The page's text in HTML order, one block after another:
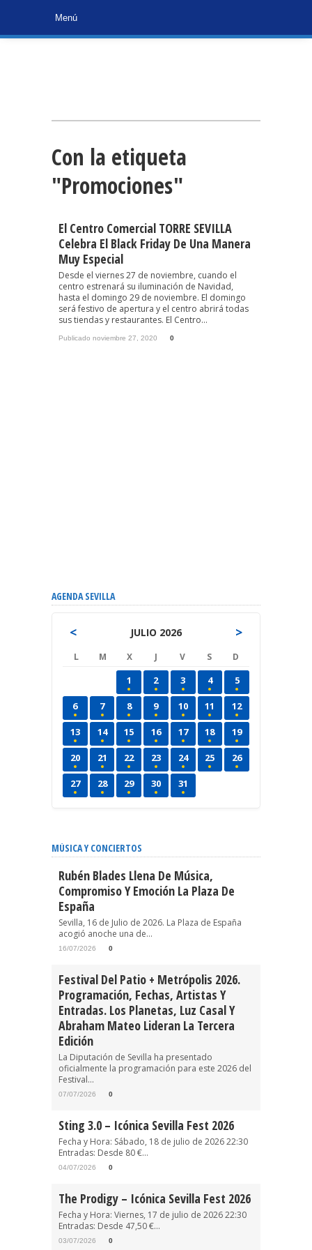
Con la etiqueta
"Promociones"
El Centro Comercial TORRE SEVILLA
Celebra El Black Friday De Una Manera
Muy Especial
Desde el viernes 27 de noviembre, cuando el
centro estrenará su iluminación de Navidad,
hasta el domingo 29 de noviembre. El domingo
será festivo de apertura y el centro abrirá todas
sus tiendas y restaurantes. El Centro...
Publicado noviembre 27, 2020 0
AGENDA SEVILLA
< JULIO 2026 >
L M X J V S D
1 2 3 4 5
6 7 8 9 10 11 12
13 14 15 16 17 18 19
20 21 22 23 24 25 26
27 28 29 30 31
MÚSICA Y CONCIERTOS
Rubén Blades Llena De Música,
Compromiso Y Emoción La Plaza De
España
Sevilla, 16 de Julio de 2026. La Plaza de España
acogió anoche una de...
16/07/2026 0
Festival Del Patio + Metrópolis 2026.
Programación, Fechas, Artistas Y
Entradas. Los Planetas, Luz Casal Y
Abraham Mateo Lideran La Tercera
Edición
La Diputación de Sevilla ha presentado
oficialmente la programación para este 2026 del
Festival...
07/07/2026 0
Sting 3.0 – Icónica Sevilla Fest 2026
Fecha y Hora: Sábado, 18 de julio de 2026 22:30
Entradas: Desde 80 €...
04/07/2026 0
The Prodigy – Icónica Sevilla Fest 2026
Fecha y Hora: Viernes, 17 de julio de 2026 22:30
Entradas: Desde 47,50 €...
03/07/2026 0